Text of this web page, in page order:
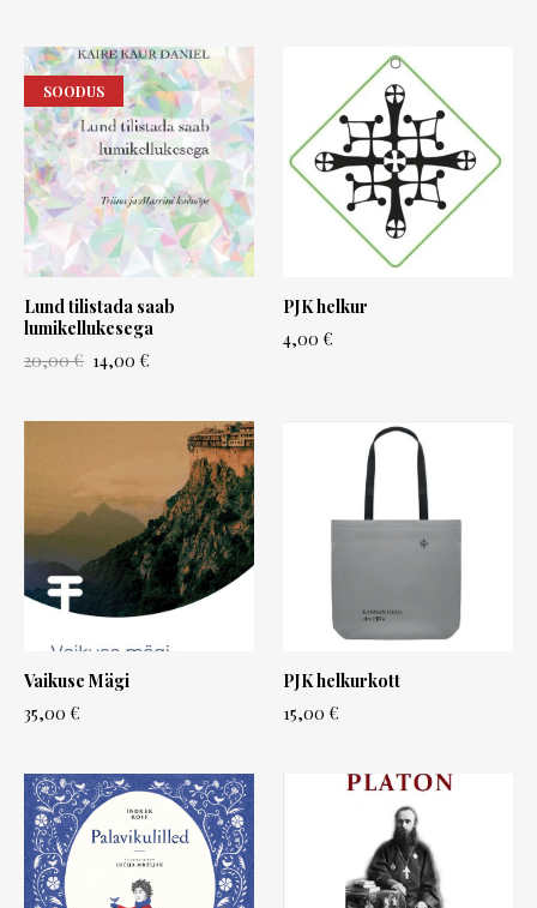
SOODUS
Lund tilistada saab
lumikellukesega
20,00 € 14,00 €
PJK helkur
4,00 €
Vaikuse Mägi
35,00 €
PJK helkurkott
15,00 €